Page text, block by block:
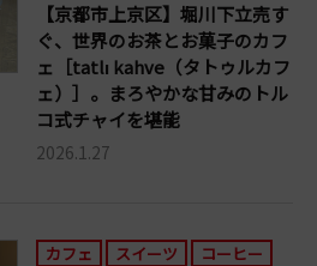
【京都市上京区】堀川下立売す
ぐ、世界のお茶とお菓子のカフ
ェ［tatlı kahve（タトゥルカフ
ェ）］。まろやかな甘みのトル
コ式チャイを堪能
2026.1.27
カフェ スイーツ コーヒー